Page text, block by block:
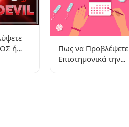
ή
Πως να Προβλέψετε
Επιστημονικά την